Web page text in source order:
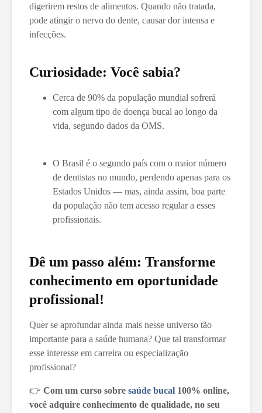
digerirem restos de alimentos. Quando não tratada,
pode atingir o nervo do dente, causar dor intensa e
infecções.
Curiosidade: Você sabia?
Cerca de 90% da população mundial sofrerá
com algum tipo de doença bucal ao longo da
vida, segundo dados da OMS.
O Brasil é o segundo país com o maior número
de dentistas no mundo, perdendo apenas para os
Estados Unidos — mas, ainda assim, boa parte
da população não tem acesso regular a esses
profissionais.
Dê um passo além: Transforme
conhecimento em oportunidade
profissional!
Quer se aprofundar ainda mais nesse universo tão
importante para a saúde humana? Que tal transformar
esse interesse em carreira ou especialização
profissional?
👉 Com um curso sobre saúde bucal 100% online,
você adquire conhecimento de qualidade, no seu